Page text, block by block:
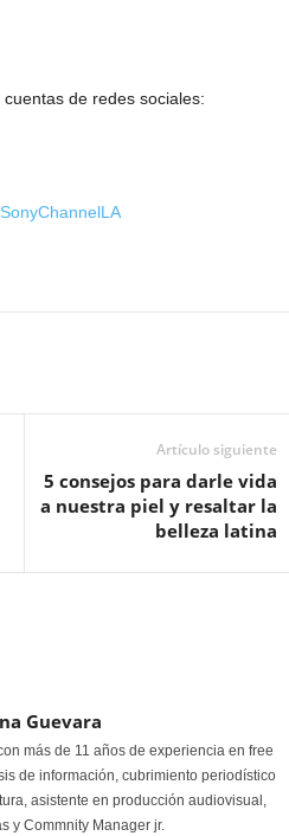
de redes sociales:
Artículo siguiente
5 consejos para darle vida
a nuestra piel y resaltar la
belleza latina
Guevara
más de 11 años de experiencia en free
de información, cubrimiento periodístico
asistente en producción audiovisual,
y Commnity Manager jr.